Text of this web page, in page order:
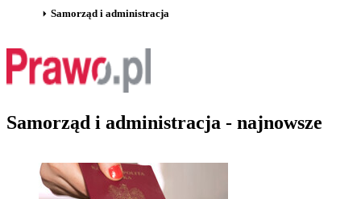
Samorząd i administracja
Samorząd i administracja - najnowsze